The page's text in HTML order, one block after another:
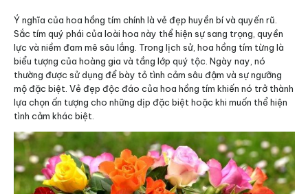
Ý nghĩa của hoa hồng tím chính là vẻ đẹp huyền bí và quyến rũ.
Sắc tím quý phái của loài hoa này thể hiện sự sang trọng, quyền
lực và niềm đam mê sâu lắng. Trong lịch sử, hoa hồng tím từng là
biểu tượng của hoàng gia và tầng lớp quý tộc. Ngày nay, nó
thường được sử dụng để bày tỏ tình cảm sâu đậm và sự ngưỡng
mộ đặc biệt. Vẻ đẹp độc đáo của hoa hồng tím khiến nó trở thành
lựa chọn ấn tượng cho những dịp đặc biệt hoặc khi muốn thể hiện
tình cảm khác biệt.